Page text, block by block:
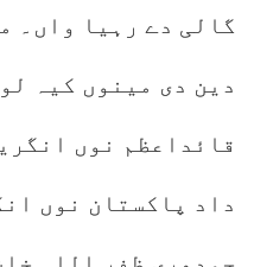
گالی دے رہیا واں۔
دین دی مینوں کیہ
قائداعظم نوں
داد پاکستان نوں